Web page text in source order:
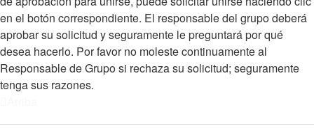
en el botón correspondiente. El responsable del grupo deberá
aprobar su solicitud y seguramente le preguntará por qué
desea hacerlo. Por favor no moleste continuamente al
Responsable de Grupo si rechaza su solicitud; seguramente
tenga sus razones.